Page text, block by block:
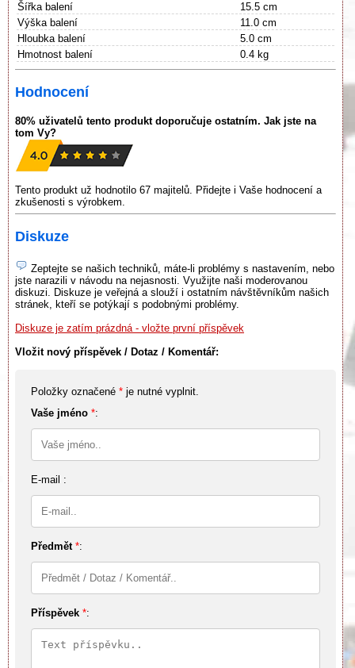
Šířka balení
15.5 cm
Výška balení
11.0 cm
Hloubka balení
5.0 cm
Hmotnost balení
0.4 kg
Hodnocení
80% uživatelů tento produkt doporučuje ostatním. Jak jste na
tom Vy?
Tento produkt už hodnotilo 67 majitelů. Přidejte i Vaše hodnocení a
zkušenosti s výrobkem.
Diskuze
Zeptejte se našich techniků, máte-li problémy s nastavením, nebo
jste narazili v návodu na nejasnosti. Využijte naši moderovanou
diskuzi. Diskuze je veřejná a slouží i ostatním návštěvníkům našich
stránek, kteří se potýkají s podobnými problémy.
Diskuze je zatím prázdná - vložte první příspěvek
Vložit nový příspěvek / Dotaz / Komentář:
Položky označené * je nutné vyplnit.
Vaše jméno *:
E-mail :
Předmět *:
Příspěvek *: